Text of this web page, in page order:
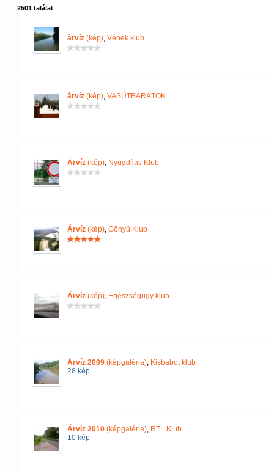
2501 találat
árvíz (kép), Vének klub
árvíz (kép), VASÚTBARÁTOK
Árvíz (kép), Nyugdíjas Klub
Árvíz (kép), Gönyű Klub
Árvíz (kép), Egészségügy klub
Árvíz 2009 (képgaléria), Kisbabot klub
28 kép
Árvíz 2010 (képgaléria), RTL Klub
10 kép